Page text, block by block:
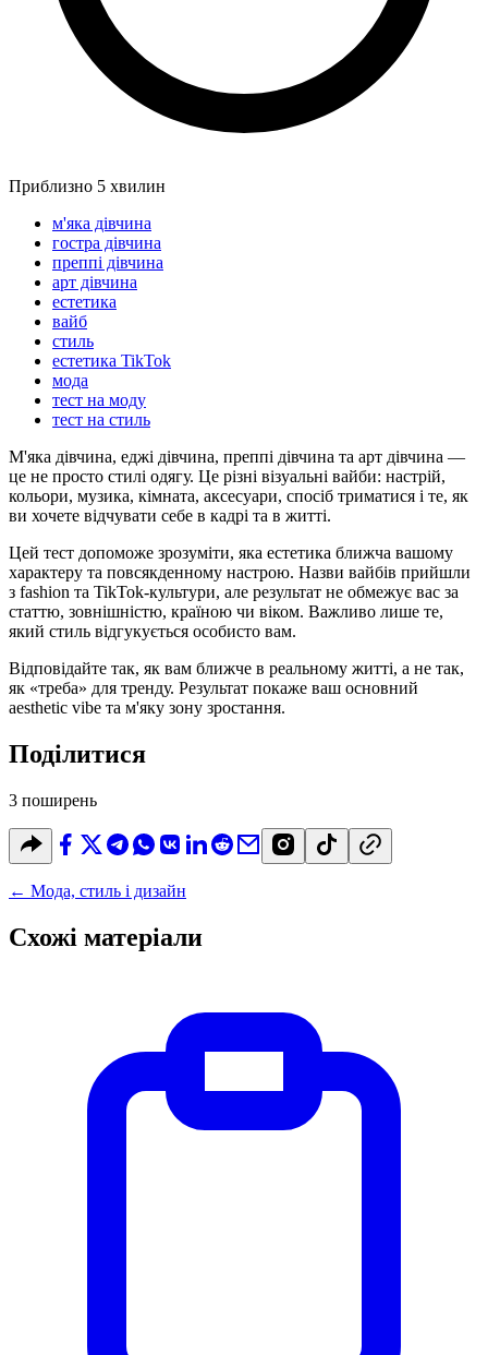
Приблизно 5 хвилин
м'яка дівчина
гостра дівчина
преппі дівчина
арт дівчина
естетика
вайб
стиль
естетика TikTok
мода
тест на моду
тест на стиль
М'яка дівчина, еджі дівчина, преппі дівчина та арт дівчина —
це не просто стилі одягу. Це різні візуальні вайби: настрій,
кольори, музика, кімната, аксесуари, спосіб триматися і те, як
ви хочете відчувати себе в кадрі та в житті.
Цей тест допоможе зрозуміти, яка естетика ближча вашому
характеру та повсякденному настрою. Назви вайбів прийшли
з fashion та TikTok-культури, але результат не обмежує вас за
статтю, зовнішністю, країною чи віком. Важливо лише те,
який стиль відгукується особисто вам.
Відповідайте так, як вам ближче в реальному житті, а не так,
як «треба» для тренду. Результат покаже ваш основний
aesthetic vibe та м'яку зону зростання.
Поділитися
3 поширень
← Мода, стиль і дизайн
Схожі матеріали